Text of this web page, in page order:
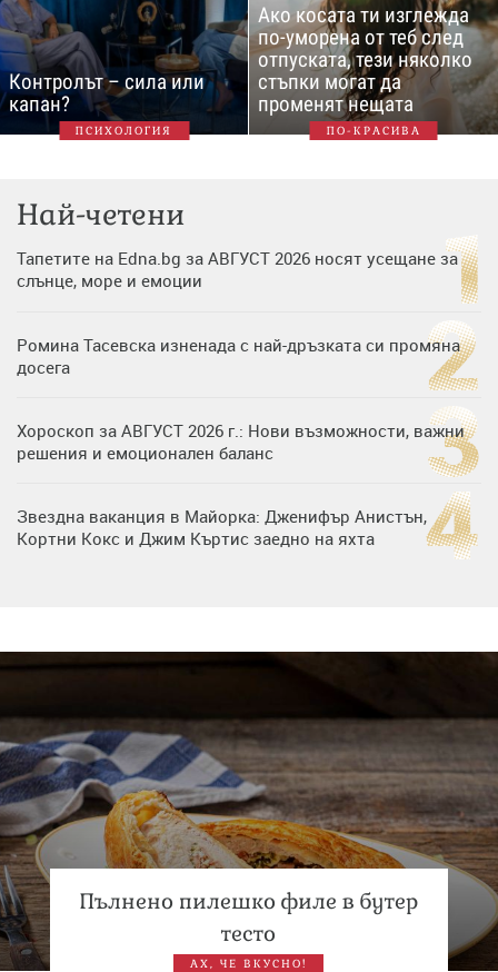
Контролът – сила или
капан?
ПСИХОЛОГИЯ
Ако косата ти изглежда
по-уморена от теб след
отпуската, тези няколко
стъпки могат да
променят нещата
ПО-КРАСИВА
Най-четени
Тапетите на Edna.bg за АВГУСТ 2026 носят усещане за
слънце, море и емоции
Ромина Тасевска изненада с най-дръзката си промяна
досега
Хороскоп за АВГУСТ 2026 г.: Нови възможности, важни
решения и емоционален баланс
Звездна ваканция в Майорка: Дженифър Анистън,
Кортни Кокс и Джим Къртис заедно на яхта
Пълнено пилешко филе в бутер
тесто
АХ, ЧЕ ВКУСНО!